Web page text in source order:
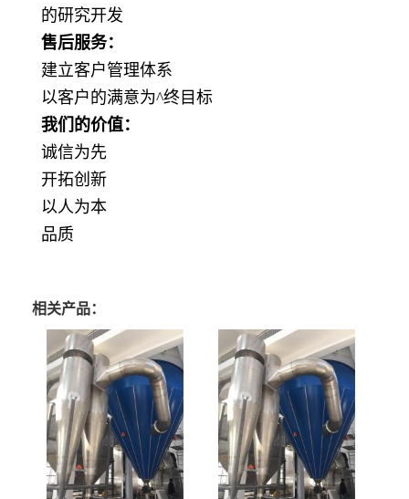
的研究开发
售后服务：
建立客户管理体系
以客户的满意为^终目标
我们的价值：
诚信为先
开拓创新
以人为本
品质
相关产品：